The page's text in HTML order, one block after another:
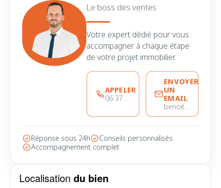
Localisation du bien
Le boss des ventes
Votre expert dédié pour vous
accompagner à chaque étape
de votre projet immobilier.
APPELER
06 37 56 68 51
ENVOYER
UN
EMAIL
benoitmarinvicente@immobiliere-pujol.fr
Réponse sous 24h
Conseils personnalisés
Accompagnement complet